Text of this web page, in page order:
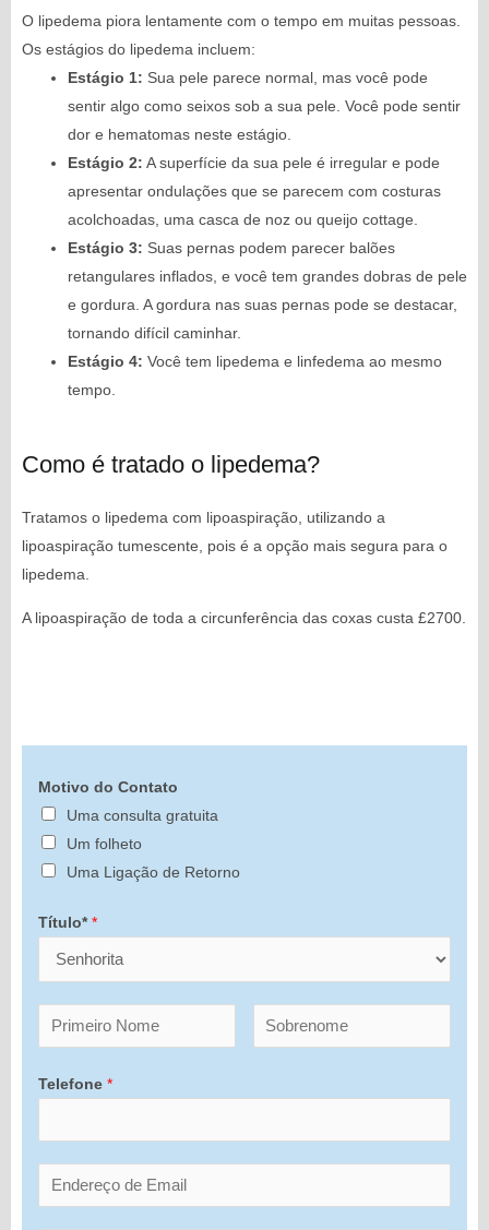
O lipedema piora lentamente com o tempo em muitas pessoas.
Os estágios do lipedema incluem:
Estágio 1: Sua pele parece normal, mas você pode
sentir algo como seixos sob a sua pele. Você pode sentir
dor e hematomas neste estágio.
Estágio 2: A superfície da sua pele é irregular e pode
apresentar ondulações que se parecem com costuras
acolchoadas, uma casca de noz ou queijo cottage.
Estágio 3: Suas pernas podem parecer balões
retangulares inflados, e você tem grandes dobras de pele
e gordura. A gordura nas suas pernas pode se destacar,
tornando difícil caminhar.
Estágio 4: Você tem lipedema e linfedema ao mesmo
tempo.
Como é tratado o lipedema?
Tratamos o lipedema com lipoaspiração, utilizando a
lipoaspiração tumescente, pois é a opção mais segura para o
lipedema.
A lipoaspiração de toda a circunferência das coxas custa £2700.
Motivo do Contato
Uma consulta gratuita
Um folheto
Uma Ligação de Retorno
Título**
Telefone *